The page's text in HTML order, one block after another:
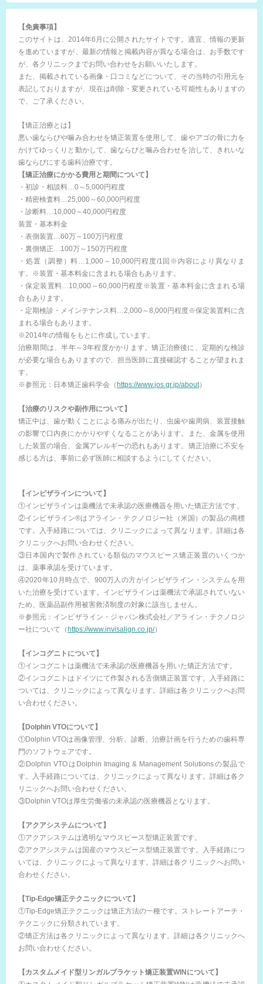
【免責事項】
このサイトは、2014年6月に公開されたサイトです。適宜、情報の更新
を進めていますが、最新の情報と掲載内容が異なる場合は、お手数です
が、各クリニックまでお問い合わせをお願いいたします。
また、掲載されている画像・口コミなどについて、その当時の引用元を
表記しておりますが、現在は削除・変更されている可能性もありますの
で、ご了承ください。
【矯正治療とは】
悪い歯ならびや噛み合わせを矯正装置を使用して、歯やアゴの骨に力を
かけてゆっくりと動かして、歯ならびと噛み合わせを治して、きれいな
歯ならびにする歯科治療です。
【矯正治療にかかる費用と期間について】
・初診・相談料…0～5,000円程度
・精密検査料…25,000～60,000円程度
・診断料…10,000～40,000円程度
装置・基本料金
・表側装置…60万～100万円程度
・裏側矯正…100万～150万円程度
・処置（調整）料…1,000～10,000円程度/1回※内容により異なりま
す。※装置・基本料金に含まれる場合もあります。
・保定装置料…10,000～60,000円程度※装置・基本料金に含まれる場
合もあります。
・定期検診・メインテナンス料…2,000～8,000円程度※保定装置料に含
まれる場合もあります。
※2014年の情報をもとに作成しています。
治療期間は、半年～3年程度かかります。矯正治療後に、定期的な検診
が必要な場合もありますので、担当医師に直接確認することが望まれま
す。
※参照元：日本矯正歯科学会（ https://www.jos.gr.jp/about）
【治療のリスクや副作用について】
矯正中は、歯が動くことによる痛みが出たり、虫歯や歯周病、装置接触
の影響で口内炎にかかりやすくなることがあります。また、金属を使用
した装置の場合、金属アレルギーの恐れもあります。矯正治療に不安を
感じる方は、事前に必ず医師に相談するようにしてください。
【インビザラインについて】
①インビザラインは薬機法で未承認の医療機器を用いた矯正方法です。
②インビザライン®はアライン・テクノロジー社（米国）の製品の商標
です。入手経路については、クリニックによって異なります。詳細は各
クリニックへお問い合わせください。
③日本国内で製作されている類似のマウスピース矯正装置のいくつか
は、薬事承認を受けています。
④2020年10月時点で、900万人の方がインビザライン・システムを用
いた治療を受けています。インビザラインは薬機法で承認されていない
ため、医薬品副作用被害救済制度の対象に該当しません。
※参照元：インビザライン・ジャパン株式会社／アライン・テクノロジ
ー社について（ https://www.invisalign.co.jp/）
【インコグニトについて】
①インコグニトは薬機法で未承認の医療機器を用いた矯正方法です。
②インコグニトはドイツにて作製される舌側矯正装置です。入手経路に
ついては、クリニックによって異なります。詳細は各クリニックへお問
い合わせください。
【Dolphin VTOについて】
①Dolphin VTOは画像管理、分析、診断、治療計画を行うための歯科専
門のソフトウェアです。
②Dolphin VTOはDolphin Imaging & Management Solutionsの製品で
す。入手経路については、クリニックによって異なります。詳細は各ク
リニックへお問い合わせください。
③Dolphin VTOは厚生労働省の未承認の医療機器となります。
【アクアシステムについて】
①アクアシステムは透明なマウスピース型矯正装置です。
②アクアシステムは国産のマウスピース型矯正装置です。入手経路につ
いては、クリニックによって異なります。詳細は各クリニックへお問い
合わせください。
【Tip-Edge矯正テクニックについて】
①Tip-Edge矯正テクニックは矯正方法の一種です。ストレートアーチ・
テクニックに分類されています。
②矯正方法は各クリニックによって異なります。詳細は各クリニックへ
お問い合わせください。
【カスタムメイド型リンガルブラケット矯正装置WINについて】